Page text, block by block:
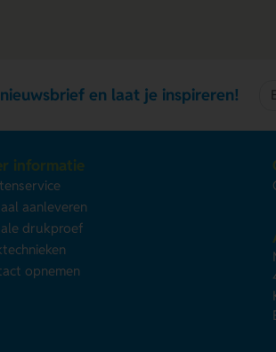
en laat je inspireren!
informatie
aanleveren
drukproef
opnemen